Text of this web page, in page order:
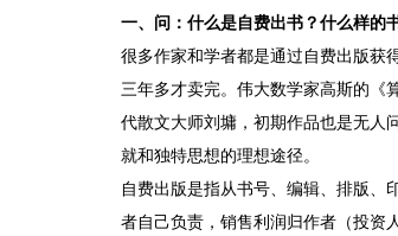
一、问：什么是自费出书？什么样的
很多作家和学者都是通过自费出版获
三年多才卖完。伟大数学家高斯的《
代散文大师刘墉，初期作品也是无人
就和独特思想的理想途径。
自费出版是指从书号、编辑、排版、
者自己负责，销售利润归作者（投资